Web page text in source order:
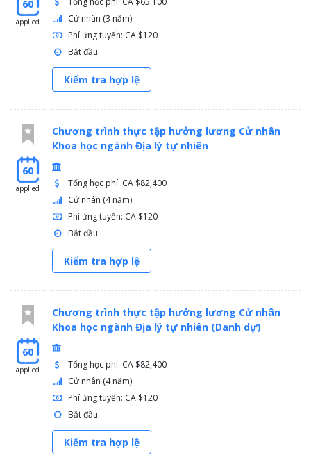
60
applied
Cử nhân (3 năm)
Phí ứng tuyển: CA $120
Bắt đầu:
Kiểm tra hợp lệ
60
applied
Chương trình thực tập hưởng lương Cử nhân
Khoa học ngành Địa lý tự nhiên
Tổng học phí: CA $82,400
Cử nhân (4 năm)
Phí ứng tuyển: CA $120
Bắt đầu:
Kiểm tra hợp lệ
60
applied
Chương trình thực tập hưởng lương Cử nhân
Khoa học ngành Địa lý tự nhiên (Danh dự)
Tổng học phí: CA $82,400
Cử nhân (4 năm)
Phí ứng tuyển: CA $120
Bắt đầu:
Kiểm tra hợp lệ